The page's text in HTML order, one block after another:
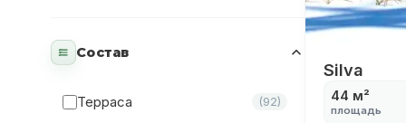
Состав
Терраса (92)
Silva
Silva
44 м²
площадь